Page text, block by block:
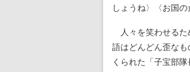
しょうね〉〈お国
人々を笑わせるた
語はどんどん歪な
くられた「子宝部隊